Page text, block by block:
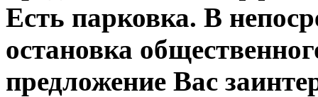
Есть парковка. В
остановка
предложение Вас